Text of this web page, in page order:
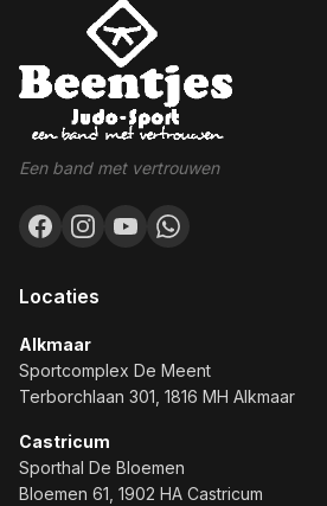
Een band met vertrouwen
Locaties
Alkmaar
Sportcomplex De Meent
Terborchlaan 301, 1816 MH Alkmaar
Castricum
Sporthal De Bloemen
Bloemen 61, 1902 HA Castricum